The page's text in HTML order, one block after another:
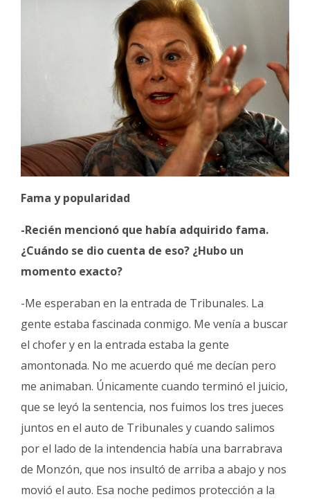
Fama y popularidad
-Recién mencionó que había adquirido fama.
¿Cuándo se dio cuenta de eso? ¿Hubo un
momento exacto?
-Me esperaban en la entrada de Tribunales. La
gente estaba fascinada conmigo. Me venía a buscar
el chofer y en la entrada estaba la gente
amontonada. No me acuerdo qué me decían pero
me animaban. Únicamente cuando terminó el juicio,
que se leyó la sentencia, nos fuimos los tres jueces
juntos en el auto de Tribunales y cuando salimos
por el lado de la intendencia había una barrabrava
de Monzón, que nos insultó de arriba a abajo y nos
movió el auto. Esa noche pedimos protección a la